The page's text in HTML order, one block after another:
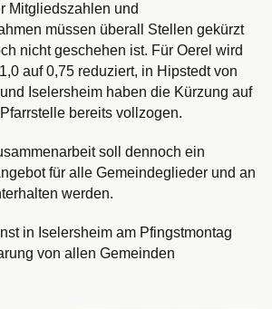
Mitgliedszahlen und
müssen überall Stellen gekürzt
nicht geschehen ist. Für Oerel wird
auf 0,75 reduziert, in Hipstedt von
Iselersheim haben die Kürzung auf
bereits vollzogen.
soll dennoch ein
für alle Gemeindeglieder und an
werden.
in Iselersheim am Pfingstmontag
von allen Gemeinden